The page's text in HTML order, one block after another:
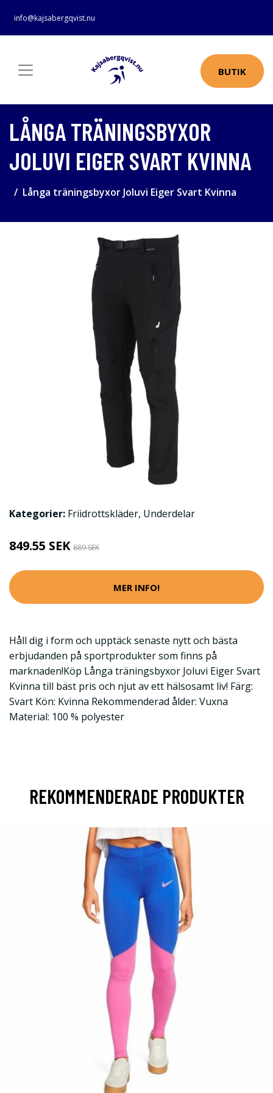
info@kajsabergqvist.nu
BUTIK
LÅNGA TRÄNINGSBYXOR
JOLUVI EIGER SVART KVINNA
Långa träningsbyxor Joluvi Eiger Svart Kvinna
Kategorier: Friidrottskläder, Underdelar
849.55 SEK 889 SEK
MER INFO!
Håll dig i form och upptäck senaste nytt och bästa
erbjudanden på sportprodukter som finns på
marknaden!Köp Långa träningsbyxor Joluvi Eiger Svart
Kvinna till bäst pris och njut av ett hälsosamt liv! Färg:
Svart Kön: Kvinna Rekommenderad ålder: Vuxna
Material: 100 % polyester
REKOMMENDERADE PRODUKTER